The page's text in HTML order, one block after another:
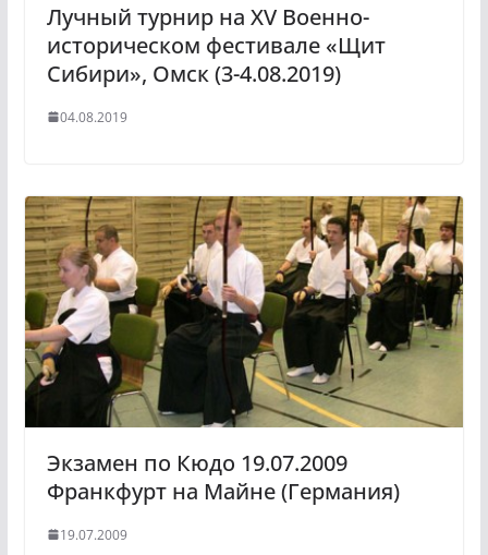
Лучный турнир на XV Военно-
историческом фестивале «Щит
Сибири», Омск (3-4.08.2019)
04.08.2019
Экзамен по Кюдо 19.07.2009
Франкфурт на Майне (Германия)
19.07.2009